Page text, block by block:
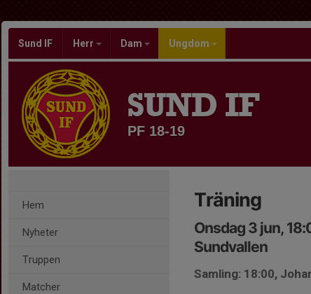
Sund IF Herr Dam Ungdom
SUND IF
PF 18-19
Hem
Nyheter
Truppen
Matcher
Träning
Onsdag 3 jun,
Sundvallen
Samling: 18:00,